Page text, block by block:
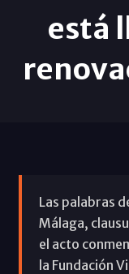
está
Las palabras
Málaga,
el acto
la Fundación